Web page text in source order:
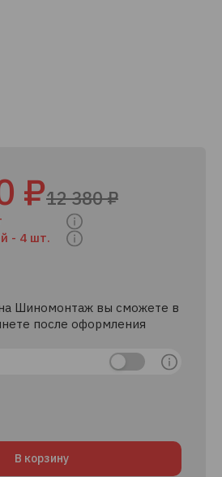
₽12 380 ₽
- 4 шт.
Шиномонтаж вы сможете в
после оформления
В корзину